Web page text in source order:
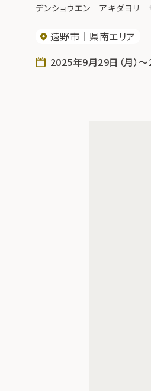
デンショウエン アキダヨリ
遠野市
県南エリア
2025年9月29日（月）